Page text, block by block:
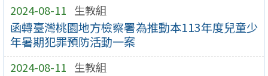
2024-08-11 生教組
函轉臺灣桃園地方檢察署為推動本113年度兒童少
年暑期犯罪預防活動一案
2024-08-11 生教組